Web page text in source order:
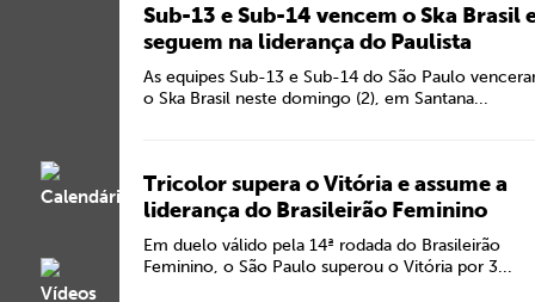
Sub-13 e Sub-14 vencem o Ska Brasil
seguem na liderança do Paulista
As equipes Sub-13 e Sub-14 do São Paulo
o Ska Brasil neste domingo (2), em Santana...
Tricolor supera o Vitória e assume a
liderança do Brasileirão Feminino
Em duelo válido pela 14ª rodada do Brasileirão
Feminino, o São Paulo superou o Vitória por 3...